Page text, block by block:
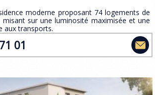
moderne proposant 74 logements de
misant sur une luminosité maximisée et une
aux transports.
01